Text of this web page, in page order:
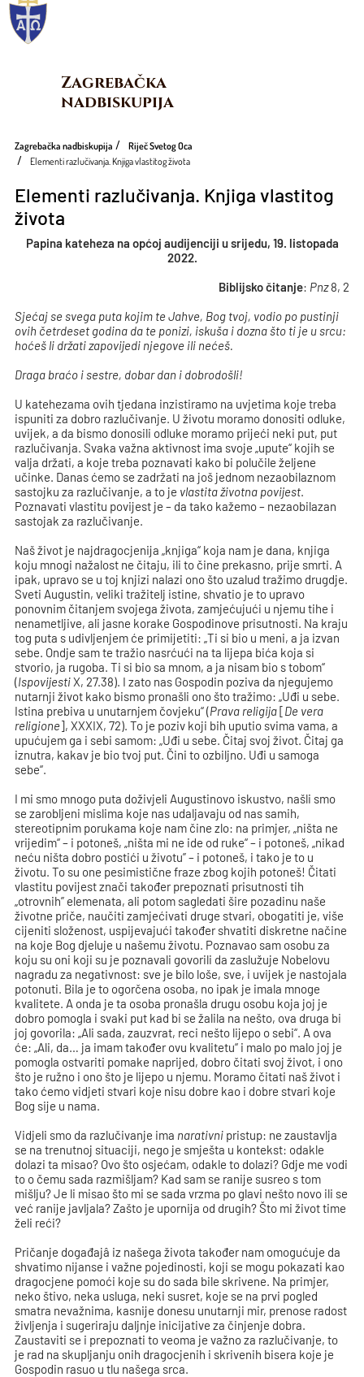
Zagrebačka
nadbiskupija
Zagrebačka nadbiskupija
Riječ Svetog Oca
Elementi razlučivanja. Knjiga vlastitog života
Elementi razlučivanja. Knjiga vlastitog
života
Papina kateheza na općoj audijenciji u srijedu, 19. listopada
2022.
Biblijsko čitanje: Pnz8, 2
Sjećaj se svega puta kojim te Jahve, Bog tvoj, vodio po pustinji
ovih četrdeset godina da te ponizi, iskuša i dozna što ti je u srcu:
hoćeš li držati zapovijedi njegove ili nećeš.
Draga braćo i sestre, dobar dan i dobrodošli!
U katehezama ovih tjedana inzistiramo na uvjetima koje treba
ispuniti za dobro razlučivanje. U životu moramo donositi odluke,
uvijek, a da bismo donosili odluke moramo prijeći neki put, put
razlučivanja. Svaka važna aktivnost ima svoje „upute“ kojih se
valja držati, a koje treba poznavati kako bi polučile željene
učinke. Danas ćemo se zadržati na još jednom nezaobilaznom
sastojku za razlučivanje, a to je vlastita životna povijest.
Poznavati vlastitu povijest je – da tako kažemo – nezaobilazan
sastojak za razlučivanje.
Naš život je najdragocjenija „knjiga“ koja nam je dana, knjiga
koju mnogi nažalost ne čitaju, ili to čine prekasno, prije smrti. A
ipak, upravo se u toj knjizi nalazi ono što uzalud tražimo drugdje.
Sveti Augustin, veliki tražitelj istine, shvatio je to upravo
ponovnim čitanjem svojega života, zamjećujući u njemu tihe i
nenametljive, ali jasne korake Gospodinove prisutnosti. Na kraju
tog puta s udivljenjem će primijetiti: „Ti si bio u meni, a ja izvan
sebe. Ondje sam te tražio nasrćući na ta lijepa bića koja si
stvorio, ja rugoba. Ti si bio sa mnom, a ja nisam bio s tobom“
(IspovijestiX, 27.38). I zato nas Gospodin poziva da njegujemo
nutarnji život kako bismo pronašli ono što tražimo: „Uđi u sebe.
Istina prebiva u unutarnjem čovjeku“ (Prava religija[De vera
religione], XXXIX, 72). To je poziv koji bih uputio svima vama, a
upućujem ga i sebi samom: „Uđi u sebe. Čitaj svoj život. Čitaj ga
iznutra, kakav je bio tvoj put. Čini to ozbiljno. Uđi u samoga
sebe“.
I mi smo mnogo puta doživjeli Augustinovo iskustvo, našli smo
se zarobljeni mislima koje nas udaljavaju od nas samih,
stereotipnim porukama koje nam čine zlo: na primjer, „ništa ne
vrijedim“ – i potoneš, „ništa mi ne ide od ruke“ – i potoneš, „nikad
neću ništa dobro postići u životu” – i potoneš, i tako je to u
životu. To su one pesimistične fraze zbog kojih potoneš! Čitati
vlastitu povijest znači također prepoznati prisutnosti tih
„otrovnih” elemenata, ali potom sagledati šire pozadinu naše
životne priče, naučiti zamjećivati druge stvari, obogatiti je, više
cijeniti složenost, uspijevajući također shvatiti diskretne načine
na koje Bog djeluje u našemu životu. Poznavao sam osobu za
koju su oni koji su je poznavali govorili da zaslužuje Nobelovu
nagradu za negativnost: sve je bilo loše, sve, i uvijek je nastojala
potonuti. Bila je to ogorčena osoba, no ipak je imala mnoge
kvalitete. A onda je ta osoba pronašla drugu osobu koja joj je
dobro pomogla i svaki put kad bi se žalila na nešto, ova druga bi
joj govorila: „Ali sada, zauzvrat, reci nešto lijepo o sebi“. A ova
će: „Ali, da… ja imam također ovu kvalitetu“ i malo po malo joj je
pomogla ostvariti pomake naprijed, dobro čitati svoj život, i ono
što je ružno i ono što je lijepo u njemu. Moramo čitati naš život i
tako ćemo vidjeti stvari koje nisu dobre kao i dobre stvari koje
Bog sije u nama.
Vidjeli smo da razlučivanje ima narativni pristup: ne zaustavlja
se na trenutnoj situaciji, nego je smješta u kontekst: odakle
dolazi ta misao? Ovo što osjećam, odakle to dolazi? Gdje me vodi
to o čemu sada razmišljam? Kad sam se ranije susreo s tom
mišlju? Je li misao što mi se sada vrzma po glavi nešto novo ili se
već ranije javljala? Zašto je upornija od drugih? Što mi život time
želi reći?
Pričanje događajâ iz našega života također nam omogućuje da
shvatimo nijanse i važne pojedinosti, koji se mogu pokazati kao
dragocjene pomoći koje su do sada bile skrivene. Na primjer,
neko štivo, neka usluga, neki susret, koje se na prvi pogled
smatra nevažnima, kasnije donesu unutarnji mir, prenose radost
življenja i sugeriraju daljnje inicijative za činjenje dobra.
Zaustaviti se i prepoznati to veoma je važno za razlučivanje, to
je rad na skupljanju onih dragocjenih i skrivenih bisera koje je
Gospodin rasuo u tlu našega srca.